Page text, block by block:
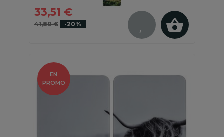
33,51 €
41,89 € -20%
EN
PROMO